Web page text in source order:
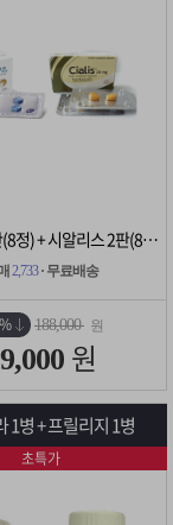
비아그라 2판(8정) + 시알리스 2판(8정)
2,733· 무료배송
188,000 원
원
1병 + 프릴리지 1병
초특가